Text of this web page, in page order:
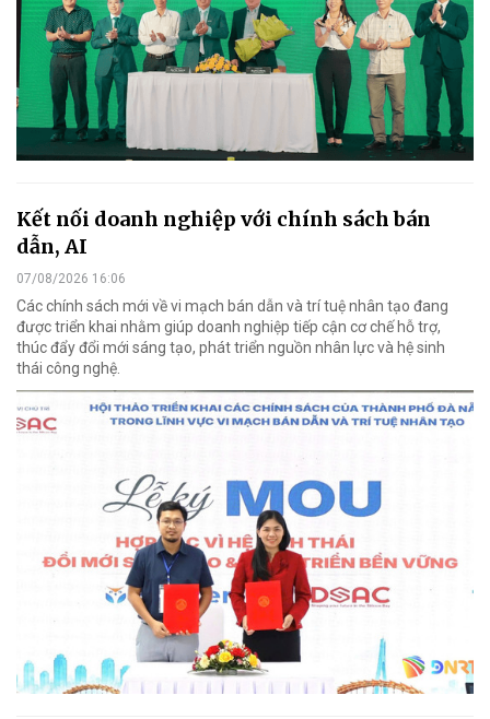
Kết nối doanh nghiệp với chính sách bán
dẫn, AI
07/08/2026 16:06
Các chính sách mới về vi mạch bán dẫn và trí tuệ nhân tạo đang
được triển khai nhằm giúp doanh nghiệp tiếp cận cơ chế hỗ trợ,
thúc đẩy đổi mới sáng tạo, phát triển nguồn nhân lực và hệ sinh
thái công nghệ.